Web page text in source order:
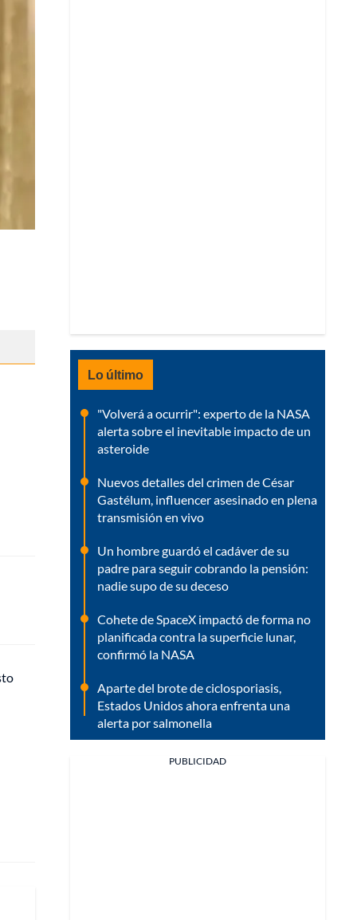
Lo último
"Volverá a ocurrir": experto de la NASA
alerta sobre el inevitable impacto de un
asteroide
Nuevos detalles del crimen de César
Gastélum, influencer asesinado en plena
transmisión en vivo
Un hombre guardó el cadáver de su
padre para seguir cobrando la pensión:
nadie supo de su deceso
Cohete de SpaceX impactó de forma no
planificada contra la superficie lunar,
confirmó la NASA
Aparte del brote de ciclosporiasis,
Estados Unidos ahora enfrenta una
alerta por salmonella
PUBLICIDAD